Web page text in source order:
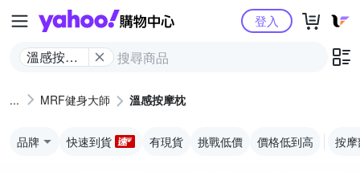
Yahoo購物中心
溫感按摩
登入
MRF健身大師 溫感按摩枕
品牌 快速到貨 有現貨 挑戰低價 價格低到高 按